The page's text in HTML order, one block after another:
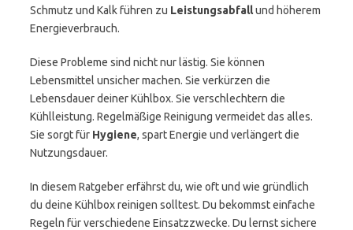
Schmutz und Kalk führen zu Leistungsabfallund höherem
Energieverbrauch.
Diese Probleme sind nicht nur lästig. Sie können
Lebensmittel unsicher machen. Sie verkürzen die
Lebensdauer deiner Kühlbox. Sie verschlechtern die
Kühlleistung. Regelmäßige Reinigung vermeidet das alles.
Sie sorgt für Hygiene, spart Energie und verlängert die
Nutzungsdauer.
In diesem Ratgeber erfährst du, wie oft und wie gründlich
du deine Kühlbox reinigen solltest. Du bekommst einfache
Regeln für verschiedene Einsatzzwecke. Du lernst sichere